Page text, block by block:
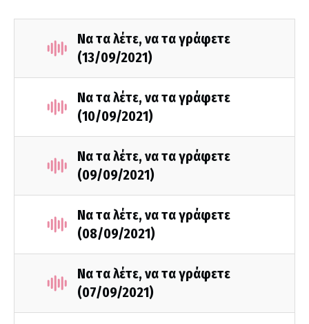
Να τα λέτε, να τα γράφετε
(13/09/2021)
Να τα λέτε, να τα γράφετε
(10/09/2021)
Να τα λέτε, να τα γράφετε
(09/09/2021)
Να τα λέτε, να τα γράφετε
(08/09/2021)
Να τα λέτε, να τα γράφετε
(07/09/2021)